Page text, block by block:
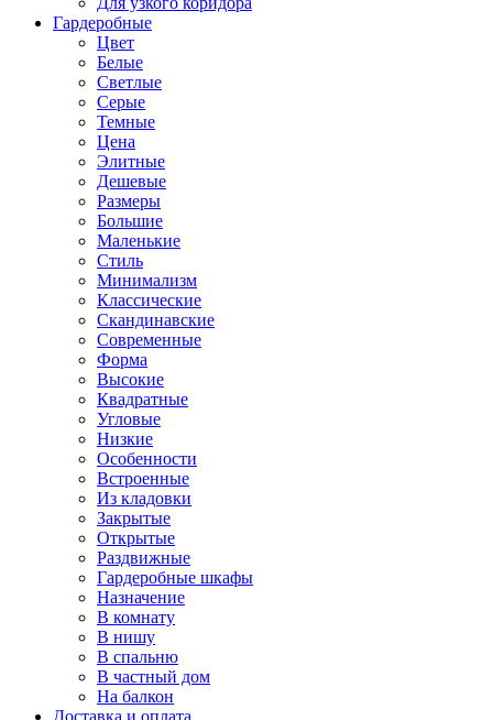
Гардеробные
Цвет
Белые
Светлые
Серые
Темные
Цена
Элитные
Дешевые
Размеры
Большие
Маленькие
Стиль
Минимализм
Классические
Скандинавские
Современные
Форма
Высокие
Квадратные
Угловые
Низкие
Особенности
Встроенные
Из кладовки
Закрытые
Открытые
Раздвижные
Гардеробные шкафы
Назначение
В комнату
В нишу
В спальню
В частный дом
На балкон
Доставка и оплата